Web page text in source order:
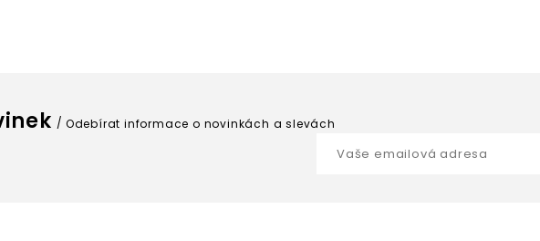
Odebírat informace o novinkách a slevách